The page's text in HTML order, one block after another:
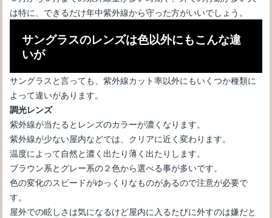
サングラスが紫外線をカット出来る寿命をお教します！
は特に、できるだけ年中紫外線から守った方がいいでしょう。
サングラスのレンズは色以外にもこんな違
いが
サングラスと言っても、紫外線カット率以外にもいくつか種類に
よって違いがあります。
調光レンズ
紫外線が当たるとレンズのカラーが濃くなります。
紫外線が少ない屋内などでは、クリアに近く変わります。
温度によって自然と濃く出たり薄く出たりします。
ブラウン系とグレー系の２色から選べる事が多いです。
色の変化のスピードがゆっくりなものがあるので注意が必要で
す。
屋外での眩しさは気になるけど屋内に入るたびに外すのは嫌だと